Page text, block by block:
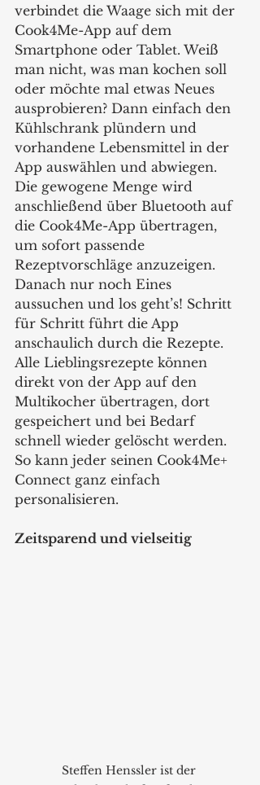
verbindet die Waage sich mit der
Cook4Me-App auf dem
Smartphone oder Tablet. Weiß
man nicht, was man kochen soll
oder möchte mal etwas Neues
ausprobieren? Dann einfach den
Kühlschrank plündern und
vorhandene Lebensmittel in der
App auswählen und abwiegen.
Die gewogene Menge wird
anschließend über Bluetooth auf
die Cook4Me-App übertragen,
um sofort passende
Rezeptvorschläge anzuzeigen.
Danach nur noch Eines
aussuchen und los geht’s! Schritt
für Schritt führt die App
anschaulich durch die Rezepte.
Alle Lieblingsrezepte können
direkt von der App auf den
Multikocher übertragen, dort
gespeichert und bei Bedarf
schnell wieder gelöscht werden.
So kann jeder seinen Cook4Me+
Connect ganz einfach
personalisieren.
Zeitsparend und vielseitig
Steffen Henssler ist der